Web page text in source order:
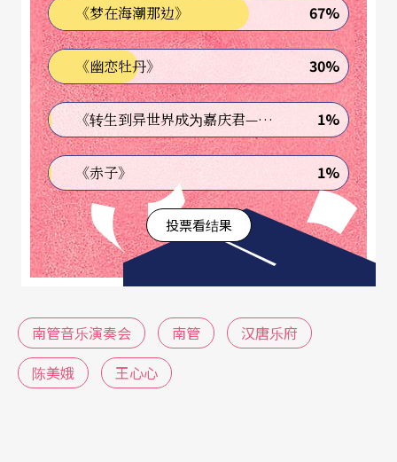
说：「听大人唱，自己也哼，南音就是儿歌了。
……只有南音，其他的没有听过。」还不习惯说普
通话，含著泉州腔不时地望向身边陈美娥。她看来
腼腆，却不怯唱，第一次上台竟只五岁。「是高甲
戏班到我们玉溪村演，开演前后加一段南音，我上
去唱〈小红花〉。」后来村上庙会、办喜事、学校
办活动都找她唱曲，鄕绅长辈闲在就一句一句地教
她。稍长，入晋江县文化馆文宣队，经常出外地巡
演。在一次南音大会串的排练中，听到一位男生唱
触动，却依稀浮现那份动容。这是她第一次沁心领
会南音的淸美古雅，她想要深入地学。过二年，福
《梦在海潮那边》 67%
《幽恋牡丹》 30%
《转生到异世界成为嘉庆君—发现我的祖先是诈骗集团!?》 1%
《赤子》 1%
投票看结果
南管音乐演奏会 南管
汉唐乐府
陈美娥
王心心